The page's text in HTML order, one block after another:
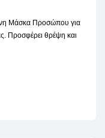
Μάσκα Προσώπου για
Προσφέρει θρέψη και